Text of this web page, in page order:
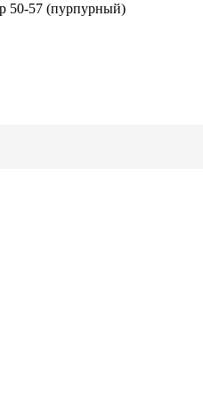
50-57 (пурпурный)